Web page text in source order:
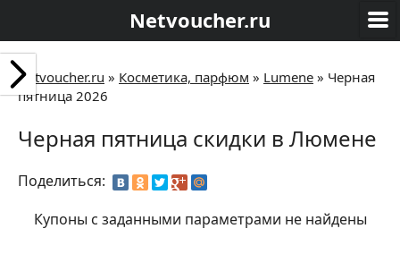
Netvoucher.ru
Netvoucher.ru » Косметика, парфюм » Lumene » Черная
пятница 2026
Черная пятница скидки в Люмене
Поделиться:
Купоны с заданными параметрами не найдены